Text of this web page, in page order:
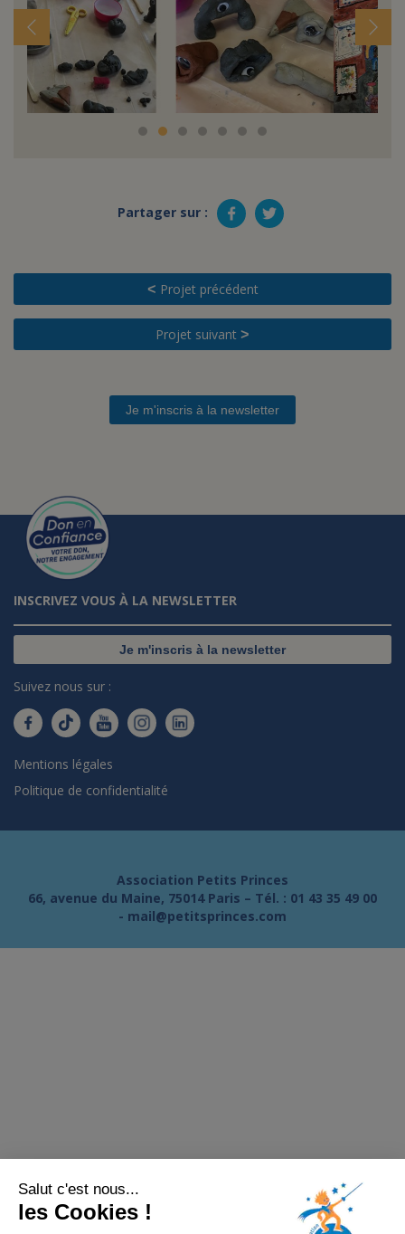
Salut c'est nous...
les Cookies !
Partager sur :
< Projet précédent
Projet suivant >
Je m'inscris à la newsletter
INSCRIVEZ VOUS À LA NEWSLETTER
Je m'inscris à la newsletter
Suivez nous sur :
Mentions légales
Politique de confidentialité
Association Petits Princes
66, avenue du Maine, 75014 Paris – Tél. : 01 43 35 49 00
- mail@petitsprinces.com